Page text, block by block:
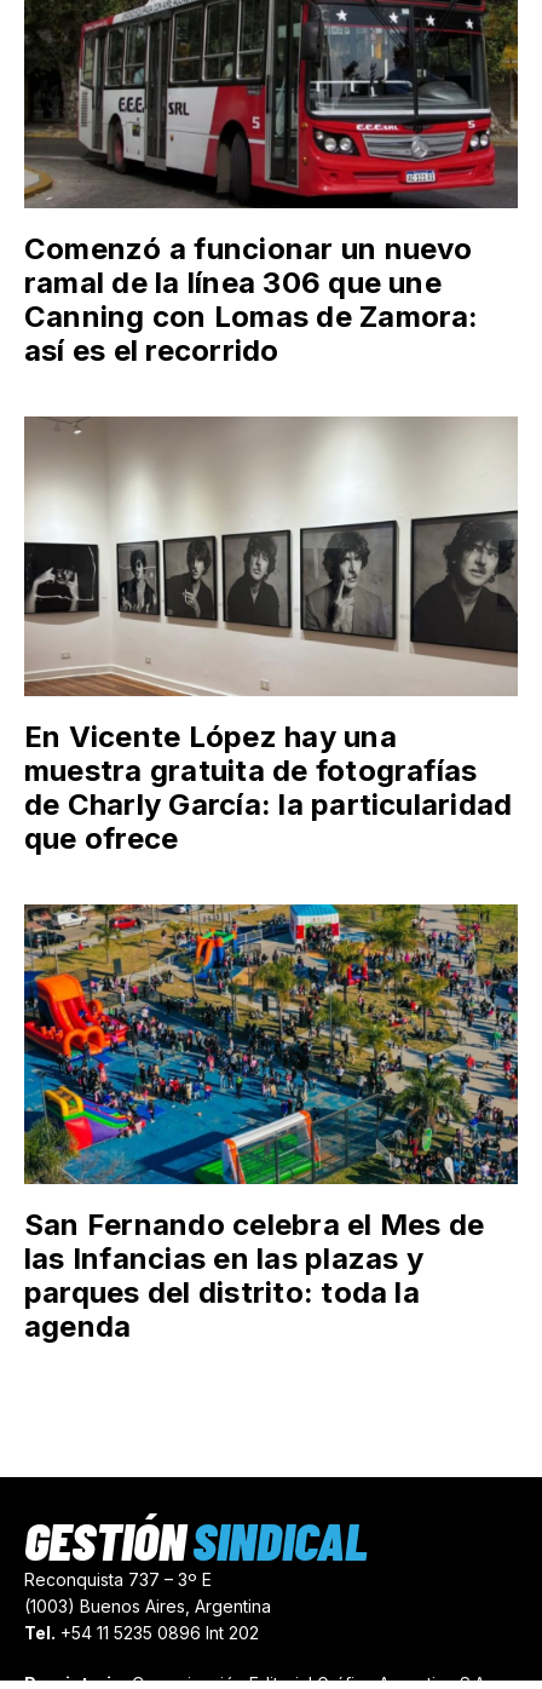
Comenzó a funcionar un nuevo
ramal de la línea 306 que une
Canning con Lomas de Zamora:
así es el recorrido
En Vicente López hay una
muestra gratuita de fotografías
de Charly García: la particularidad
que ofrece
San Fernando celebra el Mes de
las Infancias en las plazas y
parques del distrito: toda la
agenda
Reconquista 737 – 3º E
(1003) Buenos Aires, Argentina
Tel. +54 11 5235 0896 Int 202
Propietario:Comunicación Editorial Gráfica Argentina S.A.
GESTIÓNSINDICAL